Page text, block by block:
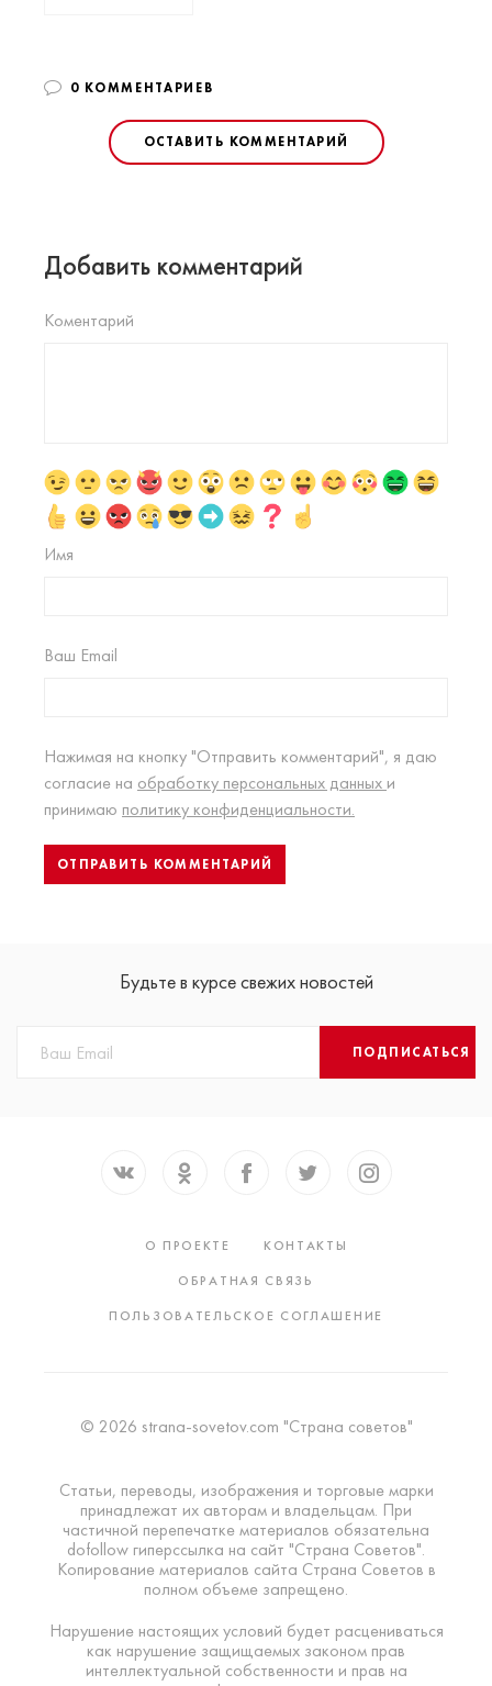
0 КОММЕНТАРИЕВ
ОСТАВИТЬ КОММЕНТАРИЙ
Добавить комментарий
Коментарий
Имя
Ваш Email
Нажимая на кнопку "Отправить комментарий", я даю
согласие на обработку персональных данных и
принимаю политику конфиденциальности.
Будьте в курсе свежих новостей
ПОДПИСАТЬСЯ
О ПРОЕКТЕ
КОНТАКТЫ
ОБРАТНАЯ СВЯЗЬ
ПОЛЬЗОВАТЕЛЬСКОЕ СОГЛАШЕНИЕ
© 2026 strana-sovetov.com "Страна советов"
Статьи, переводы, изображения и торговые марки
принадлежат их авторам и владельцам. При
частичной перепечатке материалов обязательна
dofollow гиперссылка на сайт "Страна Советов".
Копирование материалов сайта Страна Советов в
полном объеме запрещено.
Нарушение настоящих условий будет расцениваться
как нарушение защищаемых законом прав
интеллектуальной собственности и прав на